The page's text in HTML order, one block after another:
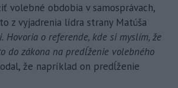
volebné obdobia v samosprávach,
z vyjadrenia lídra strany Matúša
Hovoria o referende, kde si myslím, že
do zákona na predĺženie volebného
že napríklad on predĺženie